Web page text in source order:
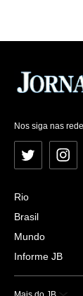
Nos siga nas
Twitter
Rio
Brasil
Mundo
Informe JB